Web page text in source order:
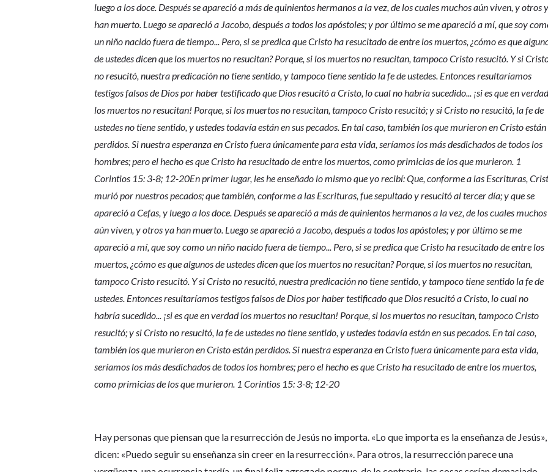
luego a los doce. Después se apareció a más de quinientos hermanos a la vez, de los cuales muchos aún viven, y otros
han muerto. Luego se apareció a Jacobo, después a todos los apóstoles; y por último se me apareció a mí, que soy
un niño nacido fuera de tiempo... Pero, si se predica que Cristo ha resucitado de entre los muertos, ¿cómo es que
de ustedes dicen que los muertos no resucitan? Porque, si los muertos no resucitan, tampoco Cristo resucitó. Y si
no resucitó, nuestra predicación no tiene sentido, y tampoco tiene sentido la fe de ustedes. Entonces resultaríamos
testigos falsos de Dios por haber testificado que Dios resucitó a Cristo, lo cual no habría sucedido... ¡si es que en
los muertos no resucitan! Porque, si los muertos no resucitan, tampoco Cristo resucitó; y si Cristo no resucitó, la fe de
ustedes no tiene sentido, y ustedes todavía están en sus pecados. En tal caso, también los que murieron en Cristo están
perdidos. Si nuestra esperanza en Cristo fuera únicamente para esta vida, seríamos los más desdichados de todos los
hombres; pero el hecho es que Cristo ha resucitado de entre los muertos, como primicias de los que murieron. 1
Corintios 15: 3-8; 12-20En primer lugar, les he enseñado lo mismo que yo recibí: Que, conforme a las Escrituras,
murió por nuestros pecados; que también, conforme a las Escrituras, fue sepultado y resucitó al tercer día; y que se
apareció a Cefas, y luego a los doce. Después se apareció a más de quinientos hermanos a la vez, de los cuales muchos
aún viven, y otros ya han muerto. Luego se apareció a Jacobo, después a todos los apóstoles; y por último se me
apareció a mí, que soy como un niño nacido fuera de tiempo... Pero, si se predica que Cristo ha resucitado de entre los
muertos, ¿cómo es que algunos de ustedes dicen que los muertos no resucitan? Porque, si los muertos no resucitan,
tampoco Cristo resucitó. Y si Cristo no resucitó, nuestra predicación no tiene sentido, y tampoco tiene sentido la fe de
ustedes. Entonces resultaríamos testigos falsos de Dios por haber testificado que Dios resucitó a Cristo, lo cual no
habría sucedido... ¡si es que en verdad los muertos no resucitan! Porque, si los muertos no resucitan, tampoco Cristo
resucitó; y si Cristo no resucitó, la fe de ustedes no tiene sentido, y ustedes todavía están en sus pecados. En tal caso,
también los que murieron en Cristo están perdidos. Si nuestra esperanza en Cristo fuera únicamente para esta vida,
seríamos los más desdichados de todos los hombres; pero el hecho es que Cristo ha resucitado de entre los muertos,
como primicias de los que murieron. 1 Corintios 15: 3-8; 12-20
Hay personas que piensan que la resurrección de Jesús no importa. «Lo que importa es la enseñanza de Jesús»,
dicen: «Puedo seguir su enseñanza sin creer en la resurrección». Para otros, la resurrección parece una